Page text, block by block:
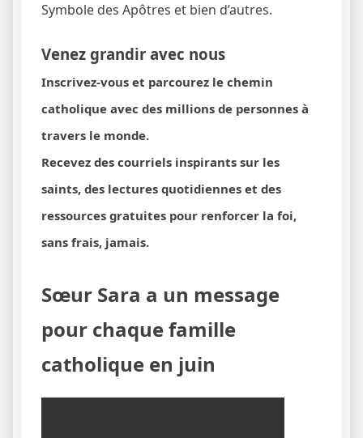
Symbole des Apôtres et bien d’autres.
Venez grandir avec nous
Inscrivez-vous et parcourez le chemin
catholique avec des millions de personnes à
travers le monde.
Recevez des courriels inspirants sur les
saints, des lectures quotidiennes et des
ressources gratuites pour renforcer la foi,
sans frais, jamais.
Sœur Sara a un message
pour chaque famille
catholique en juin